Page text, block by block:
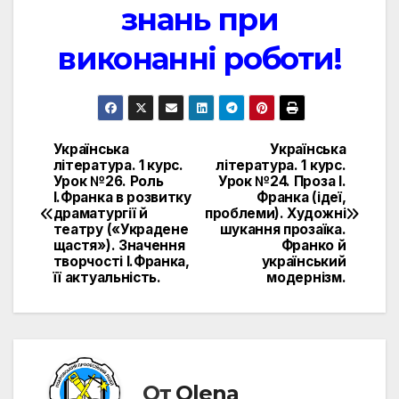
знань при
виконанні роботи!
Навигация
по
записям
Українська
література. 1 курс.
Урок №24. Проза І.
Франка (ідеї,
проблеми). Художні
шукання прозаїка.
Франко й
український
модернізм.
Українська
література. 1 курс.
Урок №26. Роль
І.Франка в розвитку
драматургії й
театру («Украдене
щастя»). Значення
творчості І.Франка,
її актуальність.
От Olena